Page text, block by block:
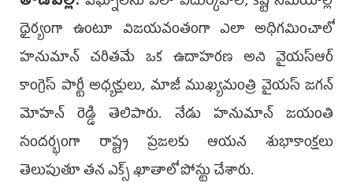
ధైర్యంగా ఉంటూ విజయవంతంగా ఎలా అధిగమించాలో
హనుమాన్ చరితమే ఒక ఉదాహరణ అని వైయ‌స్ఆర్
కాంగ్రెస్ పార్టీ అధ్య‌క్షులు, మాజీ ముఖ్య‌మంత్రి వైయ‌స్ జ‌గ‌న్
మోహ‌న్ రెడ్డి తెలిపారు. నేడు హ‌నుమాన్ జ‌యంతి
సంద‌ర్భంగా రాష్ట్ర ప్ర‌జ‌ల‌కు ఆయ‌న శుభాకాంక్ష‌లు
తెలుపుతూ త‌న ఎక్స్ ఖాతాలో పోస్టు చేశారు.